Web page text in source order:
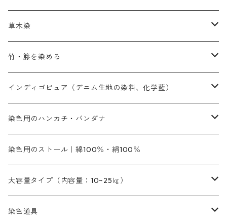
橙色系
青色系
紫色系
緑色系
茶色系
橙色系
緑色系
茶色系
灰色系
補助薬品
赤色
茶色｜20g入りのみ公開
灰色｜20g入りのみ公開
黒色
染色に必要な薬品
アルカリ剤
補助薬品
捺染に必要な材料
捺染糊
内容量：100g
内容量：500g
バィンダー（定着剤）
増粘剤
黄色系
エロ―M3G｜定番の色合い
エロー ＭＧＲ｜明るい緑みの黄色
オレンジ系
オレンヂMG｜黄みの橙色
オレンヂMGD（定番の色合い）
赤色系
レットMFB｜赤色（定番の色合い）
レットMG｜黄みの朱色
青色系
ネビーブルーMB（定番の色合い）
紫色系
赤色系
本洋紅
代用朱黄色口
黄色系
ファストエロ―10GN（鮮やかな黄色）
ファストエロ―5GN（黄色）
青色系
NSBAブルー
群青
白色｜胡粉
黒色｜在庫処分特価
緑色｜在庫処分特価
茶色｜在庫処分特価
草木染
植物染料
人気のおすすめ植物染料
インド茜・西洋茜の個別販売
濃染処理剤｜ソルバックスPS－900
媒染剤
アルミ媒染剤
鉄媒染剤
ソーダ灰｜アルカリ性のPH調整剤
藍染
ぶどう糖
染色用途のハンカチ・バンダナ
竹・籐を染める
人気のおすすめ竹・藤を染める染料
塩基性染料（混色可能）
ビスマークブロンB｜赤茶色
塩基性エロ―｜液体タイプ
オリジナル染料｜スス竹色｜ミキセットファストブロンGR
インディゴピュア（デニム生地の染料、化学藍）
初心者向けお試しセット販売
インディゴピュア
アルカリ剤
ハイドロサルファイトコンク
染色用のハンカチ・バンダナ
45cm×45cm（ハンカチ）｜端の始末も綿糸｜タグなし
54cm×54cm（バンダナ）｜端の始末も綿糸｜タグなし
染色用のストール｜綿100％・絹100％
大容量タイプ（内容量：10~25㎏）
芒硝｜綿の染色時の吸収促進剤
染色道具